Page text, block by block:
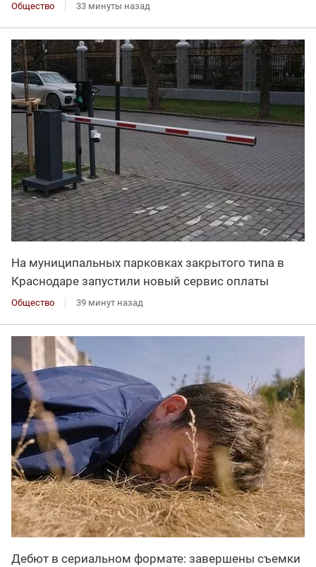
Общество 33 минуты назад
На муниципальных парковках закрытого типа в
Краснодаре запустили новый сервис оплаты
Общество 39 минут назад
Дебют в сериальном формате: завершены съемки